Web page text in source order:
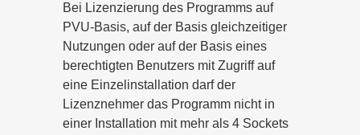
Bei Lizenzierung des Programms auf
PVU-Basis, auf der Basis gleichzeitiger
Nutzungen oder auf der Basis eines
berechtigten Benutzers mit Zugriff auf
eine Einzelinstallation darf der
Lizenznehmer das Programm nicht in
einer Installation mit mehr als 4 Sockets